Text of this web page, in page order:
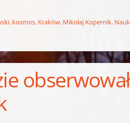
, kosmos, Kraków, Mikołaj Kopernik,